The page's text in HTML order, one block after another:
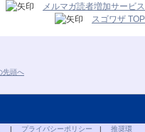
メルマガ読者増加サービス
スゴワザ TOP
| プライバシーポリシー | 推奨環